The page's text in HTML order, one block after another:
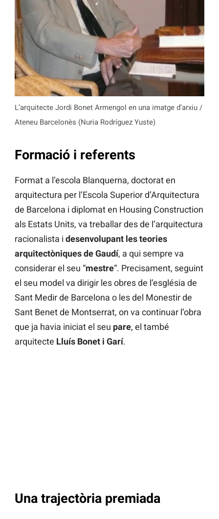
L’arquitecte Jordi Bonet Armengol en una imatge d’arxiu /
Ateneu Barcelonès (Nuria Rodríguez Yuste)
Formació i referents
Format a l’escola Blanquerna, doctorat en
arquitectura per l’Escola Superior d’Arquitectura
de Barcelona i diplomat en Housing Construction
als Estats Units, va treballar des de l’arquitectura
racionalista i desenvolupant les teories
arquitectòniques de Gaudí, a qui sempre va
considerar el seu “mestre“. Precisament, seguint
el seu model va dirigir les obres de l’església de
Sant Medir de Barcelona o les del Monestir de
Sant Benet de Montserrat, on va continuar l’obra
que ja havia iniciat el seu pare, el també
arquitecte Lluís Bonet i Garí.
Una trajectòria premiada